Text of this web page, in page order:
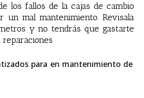
los fallos de la cajas de cambio
un mal mantenimiento. Revisala
y no tendrás que gastarte
para en mantenimiento de